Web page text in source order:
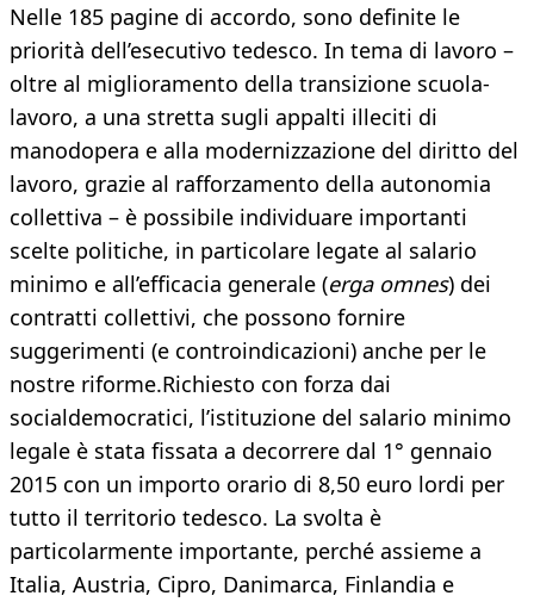
Nelle 185 pagine di accordo, sono definite le
priorità dell’esecutivo tedesco. In tema di lavoro –
oltre al miglioramento della transizione scuola-
lavoro, a una stretta sugli appalti illeciti di
manodopera e alla modernizzazione del diritto del
lavoro, grazie al rafforzamento della autonomia
collettiva – è possibile individuare importanti
scelte politiche, in particolare legate al salario
minimo e all’efficacia generale (erga omnes) dei
contratti collettivi, che possono fornire
suggerimenti (e controindicazioni) anche per le
nostre riforme.Richiesto con forza dai
socialdemocratici, l’istituzione del salario minimo
legale è stata fissata a decorrere dal 1° gennaio
2015 con un importo orario di 8,50 euro lordi per
tutto il territorio tedesco. La svolta è
particolarmente importante, perché assieme a
Italia, Austria, Cipro, Danimarca, Finlandia e